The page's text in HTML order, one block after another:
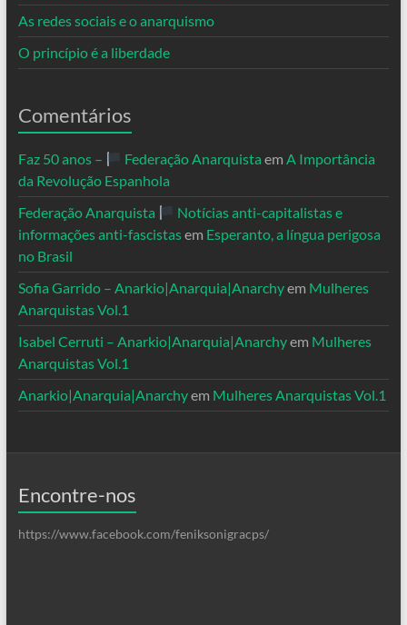
As redes sociais e o anarquismo
O princípio é a liberdade
Comentários
Faz 50 anos – Federação Anarquista em A Importância
da Revolução Espanhola
Federação Anarquista
Notícias anti-capitalistas e
informações anti-fascistasem Esperanto, a língua perigosa
no Brasil
Sofia Garrido – Anarkio|Anarquia|Anarchyem Mulheres
Anarquistas Vol.1
Isabel Cerruti – Anarkio|Anarquia|Anarchyem Mulheres
Anarquistas Vol.1
Anarkio|Anarquia|Anarchyem Mulheres Anarquistas Vol.1
Encontre-nos
https://www.facebook.com/feniksonigracps/